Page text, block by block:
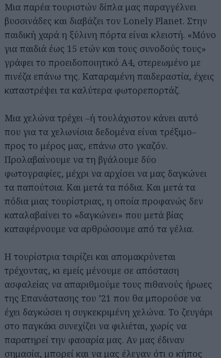
Μια παρέα τουριστών δίπλα μας παραγγέλνει
βυσσινάδες και διαβάζει τον Lonely Planet. Στην
παιδική χαρά η ξύλινη πόρτα είναι κλειστή. «Μόνο
για παιδιά έως 15 ετών και τους συνοδούς τους»
γράφει το προειδοποιητικό Α4, στερεωμένο με
πινέζα επάνω της. Καταραμένη παιδεραστία, έχεις
καταστρέψει τα καλύτερα φωτορεπορτάζ.
Μια χελώνα τρέχει –ή τουλάχιστον κάνει αυτό
που για τα χελωνίσια δεδομένα είναι τρέξιμο–
προς το μέρος μας, επάνω στο γκαζόν.
Προλαβαίνουμε να τη βγάλουμε δύο
φωτογραφίες, μέχρι να αρχίσει να μας δαγκώνει
τα παπούτσια. Και μετά τα πόδια. Και μετά τα
πόδια μιας τουρίστριας, η οποία προφανώς δεν
καταλαβαίνει το «δαγκώνει» που μετά βίας
καταφέρνουμε να αρθρώσουμε από τα γέλια.
Η τουρίστρια τσιρίζει και απομακρύνεται
τρέχοντας, κι εμείς μένουμε σε απόσταση
ασφαλείας να απαριθμούμε τους πιθανούς ήρωες
της Επανάστασης του ’21 που θα μπορούσε να
έχει δαγκώσει η συγκεκριμένη χελώνα. Το ζευγάρι
στο παγκάκι συνεχίζει να φιλιέται, χωρίς να
παρατηρεί την φασαρία μας. Αν μας έδιναν
σημασία, μπορεί και να μας έλεγαν ότι ο κήπος